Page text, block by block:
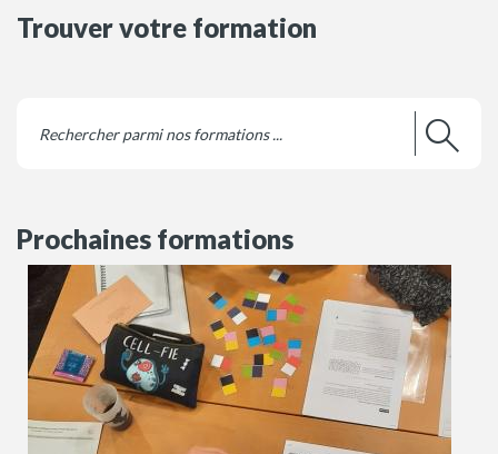
Trouver votre formation
Prochaines formations